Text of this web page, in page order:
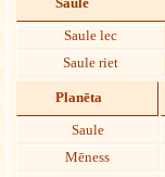
Saule
Saule lec
Saule riet
Planēta
Saule
Mēness